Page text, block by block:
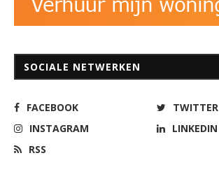
SOCIALE NETWERKEN
FACEBOOK
TWITTER
INSTAGRAM
LINKEDIN
RSS